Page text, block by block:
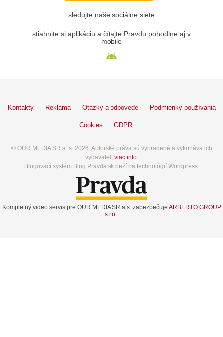
sledujte naše sociálne siete
stiahnite si aplikáciu a čítajte Pravdu pohodlne aj v
mobile
Kontakty Reklama Otázky a odpovede Podmienky používania
Cookies GDPR
© OUR MEDIA SR a. s. 2026. Autorské práva sú vyhradené a vykonáva ich
vydavateľ, viac info.
Blogovací systém Blog.Pravda.sk beží na technológií Wordpress.
Kompletný video servis pre OUR MEDIA SR a.s. zabezpečuje ARBERTO GROUP
s.r.o..